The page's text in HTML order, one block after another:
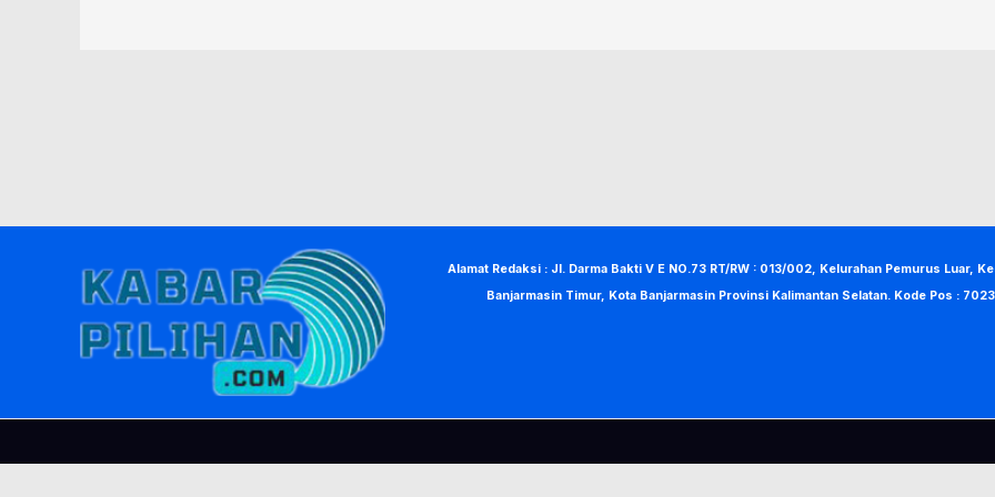
Alamat Redaksi : Jl. Darma Bakti V E NO.73 RT/RW : 013/002, Kelurahan Pemurus Luar,
Banjarmasin Timur, Kota Banjarmasin Provinsi Kalimantan Selatan. Kode Pos :